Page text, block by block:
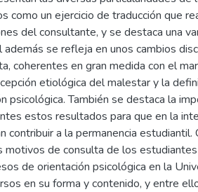
como un ejercicio de traducción que
del consultante, y se destaca una
además se refleja en unos cambios
coherentes en gran medida con el
etiológica del malestar y la
psicológica. También se destaca la
estos resultados para que en la
contribuir a la permanencia estudiantil.
motivos de consulta de los
de orientación psicológica en la
en su forma y contenido, y entre